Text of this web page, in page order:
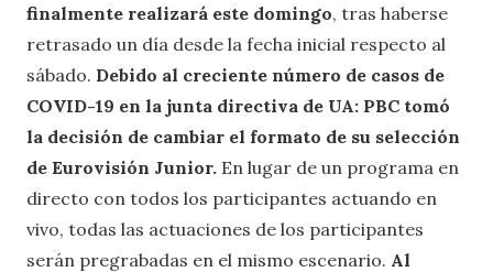
finalmente realizará este domingo, tras haberse
retrasado un día desde la fecha inicial respecto al
sábado. Debido al creciente número de casos de
COVID-19 en la junta directiva de UA: PBC tomó
la decisión de cambiar el formato de su selección
de Eurovisión Junior. En lugar de un programa en
directo con todos los participantes actuando en
vivo, todas las actuaciones de los participantes
serán pregrabadas en el mismo escenario. Al